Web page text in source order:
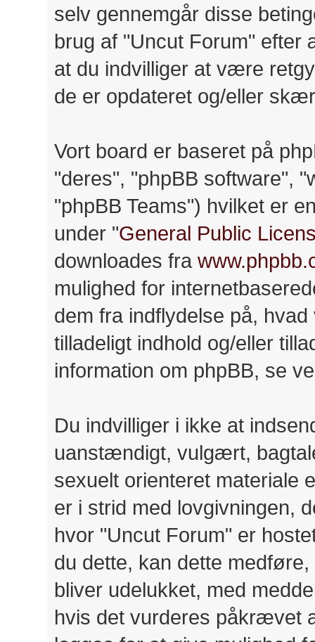
selv gennemgår disse
brug af "Uncut Forum" efter
at du indvilliger at være
de er opdateret og/eller
Vort board er baseret på
"deres", "phpBB software",
"phpBB Teams") hvilket er
under "General Public
downloades fra
mulighed for
dem fra indflydelse på,
tilladeligt indhold og/eller
information om phpBB, se
Du indvilliger i ikke at
uanstændigt, vulgært,
sexuelt orienteret materiale
er i strid med lovgivningen,
hvor "Uncut Forum" er
du dette, kan dette
bliver udelukket, med
hvis det vurderes påkrævet